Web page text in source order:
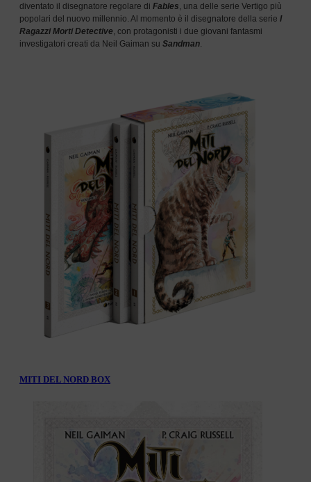
diventato il disegnatore regolare di Fables, una delle serie Vertigo più
popolari del nuovo millennio. Al momento è il disegnatore della serie I
Ragazzi Morti Detective, con protagonisti i due giovani fantasmi
investigatori creati da Neil Gaiman su Sandman.
MITI DEL NORD BOX